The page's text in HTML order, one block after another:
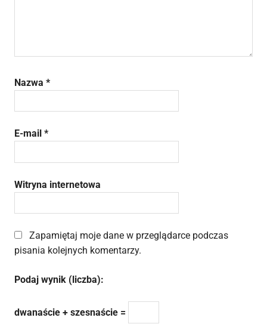
Nazwa *
E-mail *
Witryna internetowa
Zapamiętaj moje dane w przeglądarce podczas
pisania kolejnych komentarzy.
Podaj wynik (liczba):
dwanaście + szesnaście =